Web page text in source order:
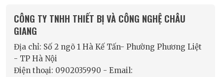
CÔNG TY TNHH THIẾT BỊ VÀ CÔNG NGHỆ CHÂU
GIANG
Địa chỉ: Số 2 ngõ 1 Hà Kế Tấn- Phường Phương Liệt
- TP Hà Nội
Điện thoại: 0902035990 - Email: